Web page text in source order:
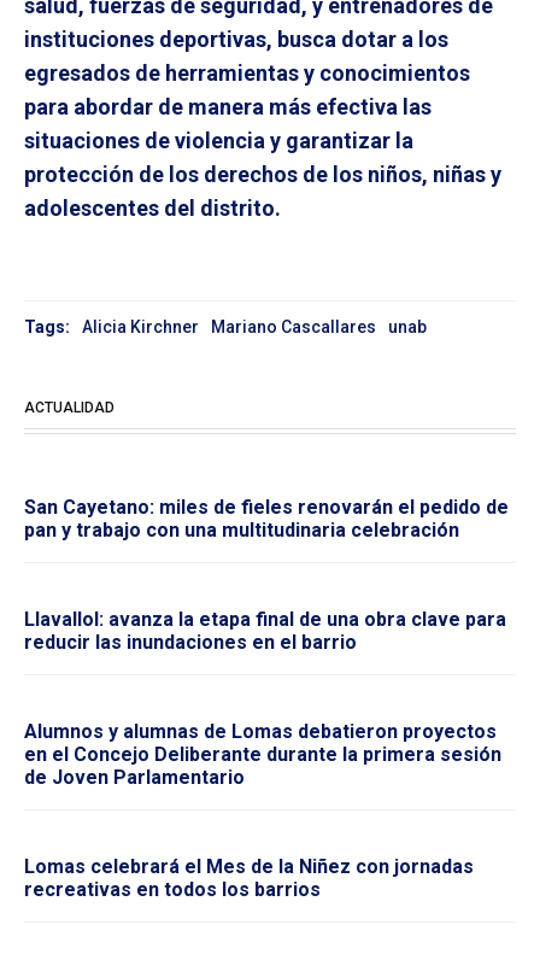
salud, fuerzas de seguridad, y entrenadores de
instituciones deportivas, busca dotar a los
egresados de herramientas y conocimientos
para abordar de manera más efectiva las
situaciones de violencia y garantizar la
protección de los derechos de los niños, niñas y
adolescentes del distrito.
Tags: Alicia Kirchner Mariano Cascallares unab
ACTUALIDAD
San Cayetano: miles de fieles renovarán el pedido de
pan y trabajo con una multitudinaria celebración
Llavallol: avanza la etapa final de una obra clave para
reducir las inundaciones en el barrio
Alumnos y alumnas de Lomas debatieron proyectos
en el Concejo Deliberante durante la primera sesión
de Joven Parlamentario
Lomas celebrará el Mes de la Niñez con jornadas
recreativas en todos los barrios